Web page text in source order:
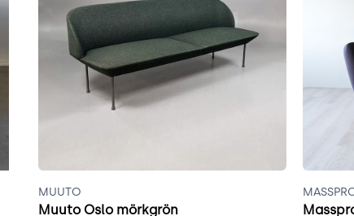
MUUTO
Muuto Oslo mörkgrön